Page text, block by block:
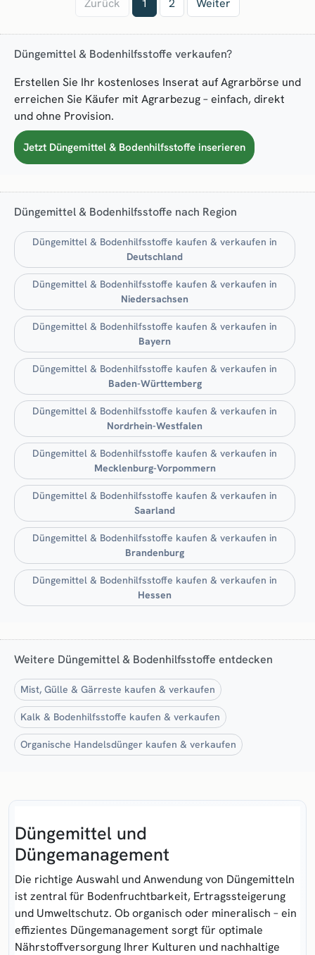
Zurück 1 2 Weiter
Düngemittel & Bodenhilfsstoffe verkaufen?
Erstellen Sie Ihr kostenloses Inserat auf Agrarbörse und
erreichen Sie Käufer mit Agrarbezug – einfach, direkt
und ohne Provision.
Jetzt Düngemittel & Bodenhilfsstoffe inserieren
Düngemittel & Bodenhilfsstoffe nach Region
Düngemittel & Bodenhilfsstoffe kaufen & verkaufen in
Deutschland
Düngemittel & Bodenhilfsstoffe kaufen & verkaufen in
Niedersachsen
Düngemittel & Bodenhilfsstoffe kaufen & verkaufen in
Bayern
Düngemittel & Bodenhilfsstoffe kaufen & verkaufen in
Baden-Württemberg
Düngemittel & Bodenhilfsstoffe kaufen & verkaufen in
Nordrhein-Westfalen
Düngemittel & Bodenhilfsstoffe kaufen & verkaufen in
Mecklenburg-Vorpommern
Düngemittel & Bodenhilfsstoffe kaufen & verkaufen in
Saarland
Düngemittel & Bodenhilfsstoffe kaufen & verkaufen in
Brandenburg
Düngemittel & Bodenhilfsstoffe kaufen & verkaufen in
Hessen
Weitere Düngemittel & Bodenhilfsstoffe entdecken
Mist, Gülle & Gärreste kaufen & verkaufen
Kalk & Bodenhilfsstoffe kaufen & verkaufen
Organische Handelsdünger kaufen & verkaufen
Düngemittel und
Düngemanagement
Die richtige Auswahl und Anwendung von Düngemitteln
ist zentral für Bodenfruchtbarkeit, Ertragssteigerung
und Umweltschutz. Ob organisch oder mineralisch – ein
effizientes Düngemanagement sorgt für optimale
Nährstoffversorgung Ihrer Kulturen und nachhaltige